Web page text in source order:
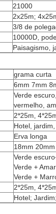
21000
2x25m;
3/8 de
10000D,
Paisagismo,
grama curta
6mm 7mm
Verde
vermelho,
2*25m,
Hotel,
Erva longa
18mm
Verde
Verde +
Verde +
2*25m,
Hotel;